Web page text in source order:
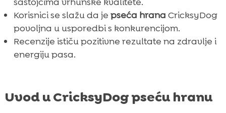
 Zaključak
FAQ
Korisnici se slažu da je pseća hrana CricksyDog
povoljna u usporedbi s konkurencijom.
Recenzije ističu pozitivne rezultate na zdravlje i
energiju pasa.
Uvod u CricksyDog pseću hranu